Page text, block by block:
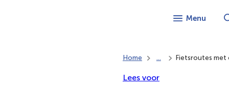
Menu
Home ... Fietsroutes met
Lees voor